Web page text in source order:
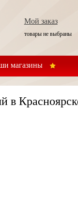
магазины
Мой заказ
товары не выбраны
в